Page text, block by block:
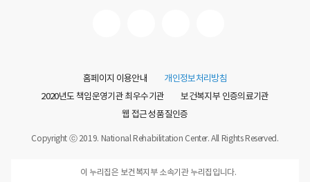
홈페이지 이용안내
개인정보처리방침
2020년도 책임운영기관 최우수기관
보건복지부 인증의료기관
웹 접근성 품질인증
Copyright ⓒ 2019. National Rehabilitation Center. All Rights Reserved.
이 누리집은 보건복지부 소속기관 누리집입니다.